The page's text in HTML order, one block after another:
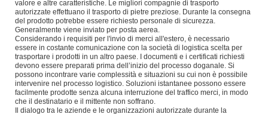
valore e altre caratteristiche. Le migliori compagnie di trasporto
autorizzate effettuano il trasporto di pietre preziose. Durante la consegna
del prodotto potrebbe essere richiesto personale di sicurezza.
Generalmente viene inviato per posta aerea.
Considerando i requisiti per l'invio di merci all'estero, è necessario
essere in costante comunicazione con la società di logistica scelta per
trasportare i prodotti in un altro paese. I documenti e i certificati richiesti
devono essere preparati prima dell’inizio del processo doganale. Si
possono incontrare varie complessità e situazioni su cui non è possibile
intervenire nel processo logistico. Soluzioni istantanee possono essere
facilmente prodotte senza alcuna interruzione del traffico merci, in modo
che il destinatario e il mittente non soffrano.
Il dialogo tra le aziende e le organizzazioni autorizzate durante la